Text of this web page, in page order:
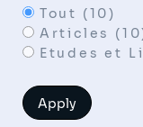
Tout (10)
Articles
Etudes et